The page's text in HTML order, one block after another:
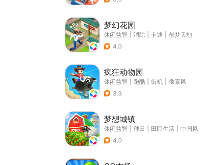
梦幻花园
休闲益智 消除 卡通
创梦天地
4.0
疯狂动物园
休闲益智 跑酷 街机
像素风
3.3
梦想城镇
休闲益智 种田 田园生活
中国风
4.0